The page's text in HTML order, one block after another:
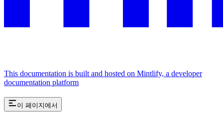
This documentation is built and hosted on Mintlify, a developer
documentation platform
이 페이지에서